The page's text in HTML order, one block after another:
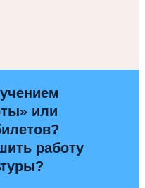
или
работу